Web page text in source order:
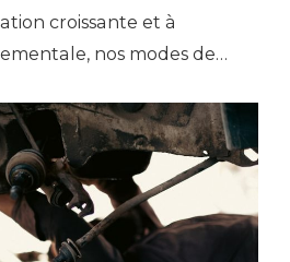
croissante et à
nos modes de…